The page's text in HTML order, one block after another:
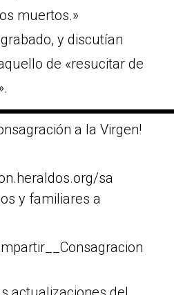
muertos.»
y discutían
de «resucitar de
a la Virgen!
sa
y familiares a